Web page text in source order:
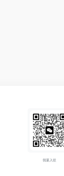
我要入驻